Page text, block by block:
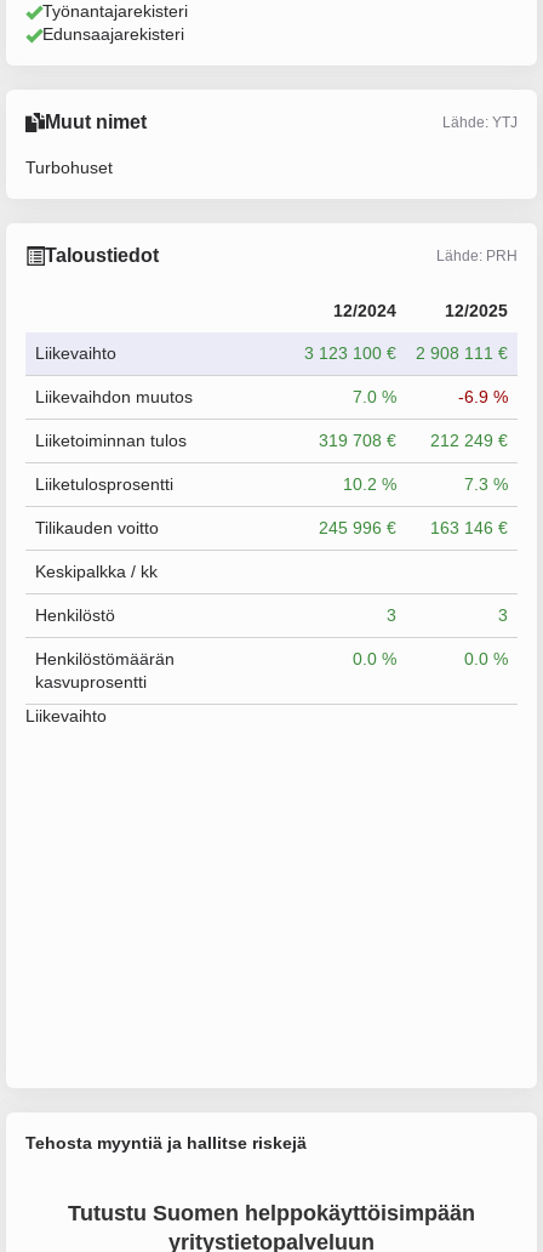
Työnantajarekisteri
Edunsaajarekisteri
Muut nimet Lähde: YTJ
Turbohuset
Taloustiedot Lähde: PRH
12/2024 12/2025
Liikevaihto 3 123 100 € 2 908 111 €
Liikevaihdon muutos 7.0 % -6.9 %
Liiketoiminnan tulos 319 708 € 212 249 €
Liiketulosprosentti 10.2 % 7.3 %
Tilikauden voitto 245 996 € 163 146 €
Keskipalkka / kk
Henkilöstö 3 3
Henkilöstömäärän
kasvuprosentti
0.0 % 0.0 %
Liikevaihto
Tehosta myyntiä ja hallitse riskejä
Tutustu Suomen helppokäyttöisimpään
yritystietopalveluun